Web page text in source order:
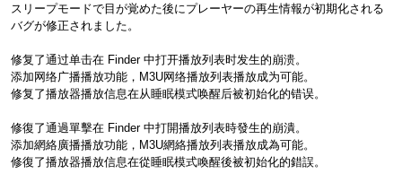
スリープモードで目が覚めた後にプレーヤーの再生情報が初期化される
バグが修正されました。
修复了通过单击在 Finder 中打开播放列表时发生的崩溃。
添加网络广播播放功能，M3U网络播放列表播放成为可能。
修复了播放器播放信息在从睡眠模式唤醒后被初始化的错误。
修復了通過單擊在 Finder 中打開播放列表時發生的崩潰。
添加網絡廣播播放功能，M3U網絡播放列表播放成為可能。
修復了播放器播放信息在從睡眠模式喚醒後被初始化的錯誤。